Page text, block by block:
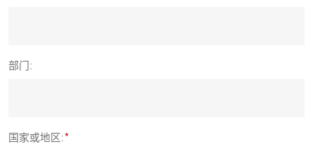
部门:
国家或地区: